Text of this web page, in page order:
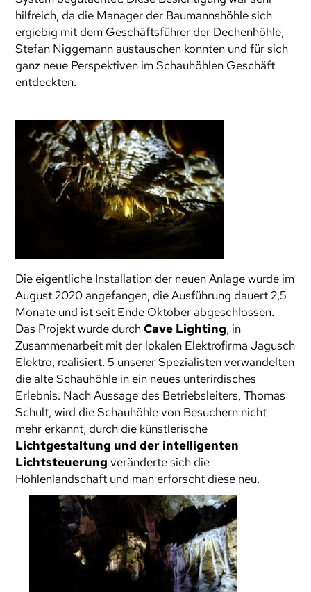
hilfreich, da die Manager der Baumannshöhle sich
ergiebig mit dem Geschäftsführer der Dechenhöhle,
Stefan Niggemann austauschen konnten und für sich
ganz neue Perspektiven im Schauhöhlen Geschäft
entdeckten.
Die eigentliche Installation der neuen Anlage wurde im
August 2020 angefangen, die Ausführung dauert 2,5
Monate und ist seit Ende Oktober abgeschlossen.
Das Projekt wurde durchCave Lighting, in
Zusammenarbeit mit der lokalen Elektrofirma Jagusch
Elektro, realisiert. 5 unserer Spezialisten verwandelten
die alte Schauhöhle in ein neues unterirdisches
Erlebnis. Nach Aussage des Betriebsleiters, Thomas
Schult, wird die Schauhöhle von Besuchern nicht
mehr erkannt, durch die künstlerische
Lichtgestaltung und der intelligenten
Lichtsteuerungveränderte sich die
Höhlenlandschaft und man erforscht diese neu.